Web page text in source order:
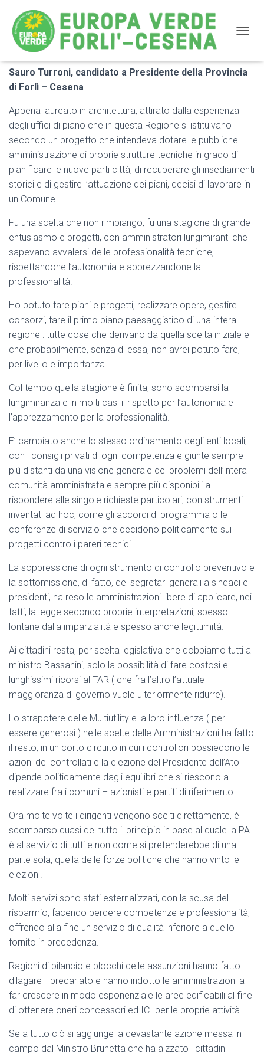
La pubblica amministrazione deve riconquistare il
ruolo perduto, accrescere la propria imparzialità e
Sauro Turroni, candidato a Presidente della Provincia
di Forlì – Cesena
Appena laureato in architettura, attirato dalla esperienza
degli uffici di piano che in questa Regione si istituivano
secondo un progetto che intendeva dotare le pubbliche
amministrazione di proprie strutture tecniche in grado di
pianificare le nuove parti città, di recuperare gli insediamenti
storici e di gestire l’attuazione dei piani, decisi di lavorare in
un Comune.
Fu una scelta che non rimpiango, fu una stagione di grande
entusiasmo e progetti, con amministratori lungimiranti che
sapevano avvalersi delle professionalità tecniche,
rispettandone l’autonomia e apprezzandone la
professionalità.
Ho potuto fare piani e progetti, realizzare opere, gestire
consorzi, fare il primo piano paesaggistico di una intera
regione : tutte cose che derivano da quella scelta iniziale e
che probabilmente, senza di essa, non avrei potuto fare,
per livello e importanza.
Col tempo quella stagione è finita, sono scomparsi la
lungimiranza e in molti casi il rispetto per l’autonomia e
l’apprezzamento per la professionalità.
E’ cambiato anche lo stesso ordinamento degli enti locali,
con i consigli privati di ogni competenza e giunte sempre
più distanti da una visione generale dei problemi dell’intera
comunità amministrata e sempre più disponibili a
rispondere alle singole richieste particolari, con strumenti
inventati ad hoc, come gli accordi di programma o le
conferenze di servizio che decidono politicamente sui
progetti contro i pareri tecnici.
La soppressione di ogni strumento di controllo preventivo e
la sottomissione, di fatto, dei segretari generali a sindaci e
presidenti, ha reso le amministrazioni libere di applicare, nei
fatti, la legge secondo proprie interpretazioni, spesso
lontane dalla imparzialità e spesso anche legittimità.
Ai cittadini resta, per scelta legislativa che dobbiamo tutti al
ministro Bassanini, solo la possibilità di fare costosi e
lunghissimi ricorsi al TAR ( che fra l’altro l’attuale
maggioranza di governo vuole ulteriormente ridurre).
Lo strapotere delle Multiutility e la loro influenza ( per
essere generosi ) nelle scelte delle Amministrazioni ha fatto
il resto, in un corto circuito in cui i controllori possiedono le
azioni dei controllati e la elezione del Presidente dell’Ato
dipende politicamente dagli equilibri che si riescono a
realizzare fra i comuni – azionisti e partiti di riferimento.
Ora molte volte i dirigenti vengono scelti direttamente, è
scomparso quasi del tutto il principio in base al quale la PA
è al servizio di tutti e non come si pretenderebbe di una
parte sola, quella delle forze politiche che hanno vinto le
elezioni.
Molti servizi sono stati esternalizzati, con la scusa del
risparmio, facendo perdere competenze e professionalità,
offrendo alla fine un servizio di qualità inferiore a quello
fornito in precedenza.
Ragioni di bilancio e blocchi delle assunzioni hanno fatto
dilagare il precariato e hanno indotto le amministrazioni a
far crescere in modo esponenziale le aree edificabili al fine
di ottenere oneri concessori ed ICI per le proprie attività.
Se a tutto ciò si aggiunge la devastante azione messa in
campo dal Ministro Brunetta che ha aizzato i cittadini